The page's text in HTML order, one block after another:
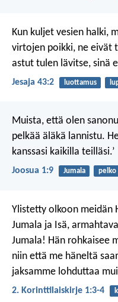
Kun kuljet vesien halki,
virtojen poikki, ne eivät
astut tulen lävitse, sinä
Jesaja 43:2 luottamus
Muista, että olen
pelkää äläkä lannistu.
kanssasi kaikilla teilläsi.’
Joosua 1:9 Jumala pelko
Ylistetty olkoon meidän
Jumala ja Isä,
Jumala! Hän rohkaisee
niin että me häneltä
jaksamme lohduttaa
2. Korinttilaiskirje 1:3-4